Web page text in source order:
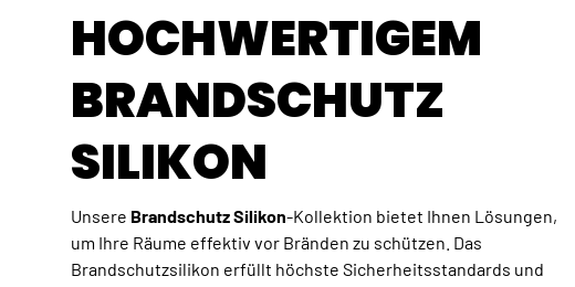
HOCHWERTIGEM
BRANDSCHUTZ
SILIKON
Unsere Brandschutz Silikon-Kollektion bietet Ihnen Lösungen,
um Ihre Räume effektiv vor Bränden zu schützen. Das
Brandschutzsilikon erfüllt höchste Sicherheitsstandards und